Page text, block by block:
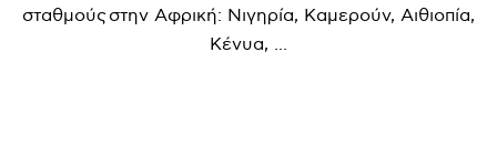
σταθμούς στην Αφρική: Νιγηρία, Καμερούν, Αιθιοπία,
Κένυα, ...